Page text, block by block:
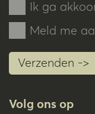
Ik ga
Meld me
Verzenden ->
Volg ons op